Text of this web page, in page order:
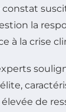
constat
la
à la crise
de